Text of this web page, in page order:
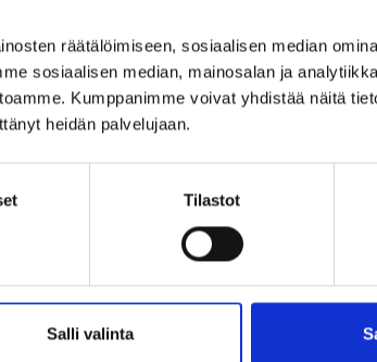
räätälöimiseen, sosiaalisen median
sosiaalisen median, mainosalan ja
Kumppanimme voivat yhdistää näitä
heidän palvelujaan.
Tilastot
Salli valinta
kontaktuppgifter
din artikel i Tempus?